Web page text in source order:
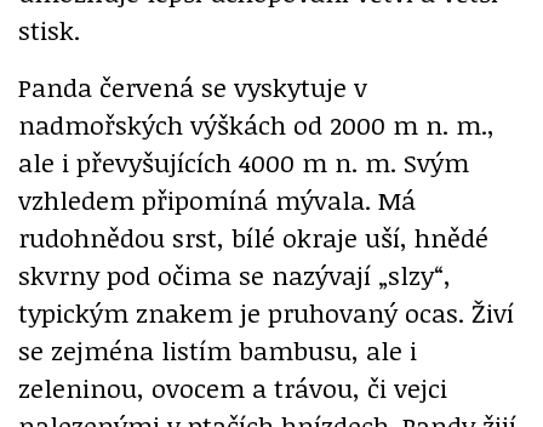
stisk.
Panda červená se vyskytuje v
nadmořských výškách od 2000 m n. m.,
ale i převyšujících 4000 m n. m. Svým
vzhledem připomíná mývala. Má
rudohnědou srst, bílé okraje uší, hnědé
skvrny pod očima se nazývají „slzy“,
typickým znakem je pruhovaný ocas. Živí
se zejména listím bambusu, ale i
zeleninou, ovocem a trávou, či vejci